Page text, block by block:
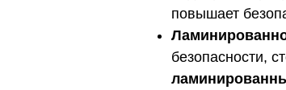
повышает
безопасности,